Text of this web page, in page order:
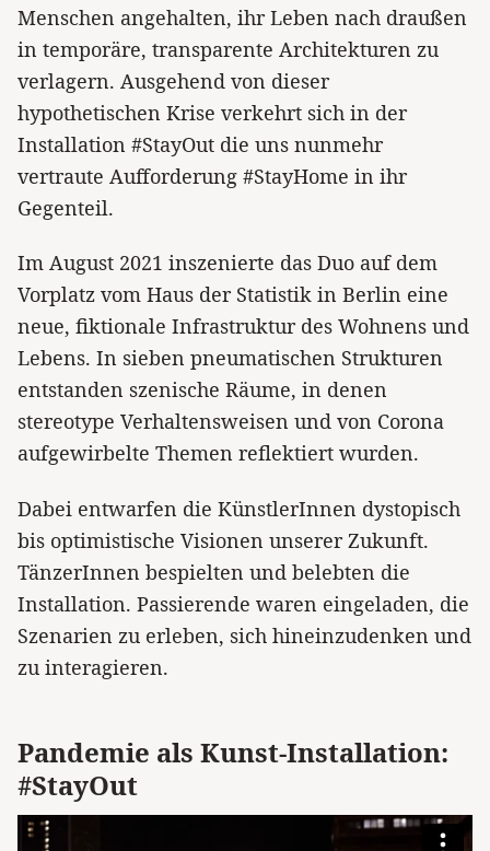
Menschen angehalten, ihr Leben nach draußen
in temporäre, transparente Architekturen zu
verlagern. Ausgehend von dieser
hypothetischen Krise verkehrt sich in der
Installation #StayOut die uns nunmehr
vertraute Aufforderung #StayHome in ihr
Gegenteil.
Im August 2021 inszenierte das Duo auf dem
Vorplatz vom Haus der Statistik in Berlin eine
neue, fiktionale Infrastruktur des Wohnens und
Lebens. In sieben pneumatischen Strukturen
entstanden szenische Räume, in denen
stereotype Verhaltensweisen und von Corona
aufgewirbelte Themen reflektiert wurden.
Dabei entwarfen die KünstlerInnen dystopisch
bis optimistische Visionen unserer Zukunft.
TänzerInnen bespielten und belebten die
Installation. Passierende waren eingeladen, die
Szenarien zu erleben, sich hineinzudenken und
zu interagieren.
Pandemie als Kunst-Installation:
#StayOut